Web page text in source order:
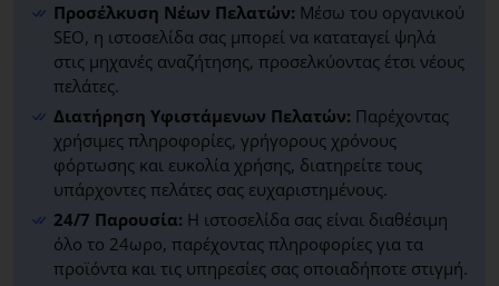
Προσέλκυση Νέων Πελατών: Μέσω του οργανικού
SEO, η ιστοσελίδα σας μπορεί να καταταγεί ψηλά
στις μηχανές αναζήτησης, προσελκύοντας έτσι νέους
πελάτες.
Διατήρηση Υφιστάμενων Πελατών: Παρέχοντας
χρήσιμες πληροφορίες, γρήγορους χρόνους
φόρτωσης και ευκολία χρήσης, διατηρείτε τους
υπάρχοντες πελάτες σας ευχαριστημένους.
24/7 Παρουσία: Η ιστοσελίδα σας είναι διαθέσιμη
όλο το 24ωρο, παρέχοντας πληροφορίες για τα
προϊόντα και τις υπηρεσίες σας οποιαδήποτε στιγμή.